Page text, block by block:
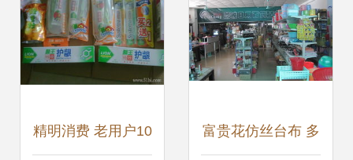
精明消费 老用户10 富贵花仿丝台布 多